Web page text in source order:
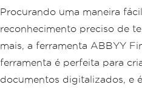
Procurando uma maneira
reconhecimento preciso de
mais, a ferramenta ABBYY
ferramenta é perfeita para
documentos digitalizados, e